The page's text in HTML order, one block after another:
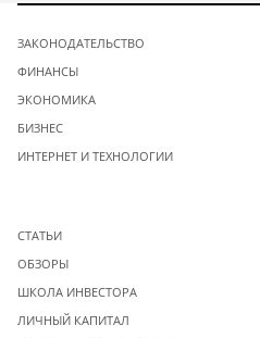
ЗАКОНОДАТЕЛЬСТВО
ФИНАНСЫ
ЭКОНОМИКА
БИЗНЕС
ИНТЕРНЕТ И ТЕХНОЛОГИИ
СТАТЬИ
ОБЗОРЫ
ШКОЛА ИНВЕСТОРА
ЛИЧНЫЙ КАПИТАЛ